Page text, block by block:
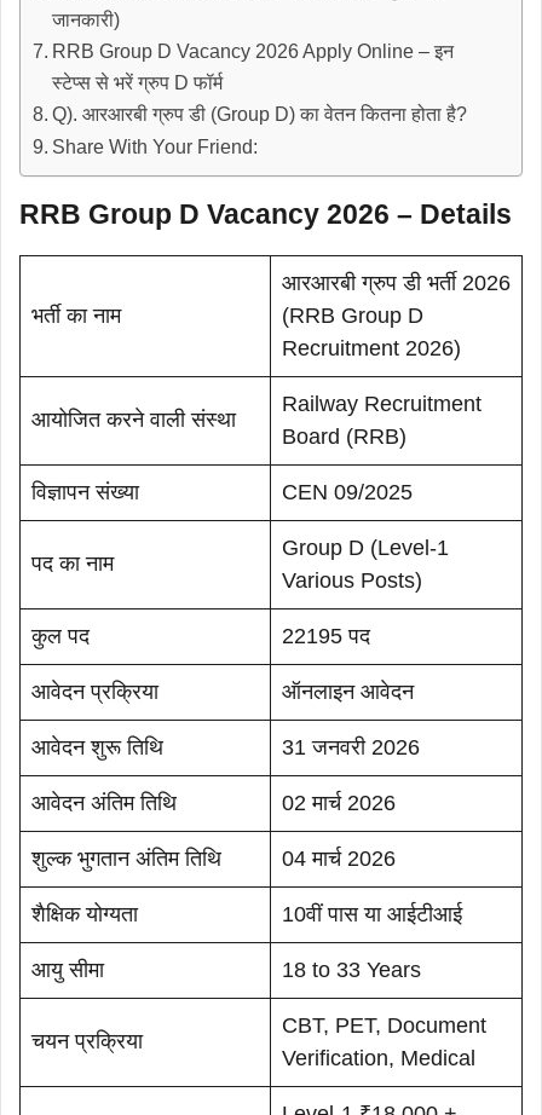
जानकारी)
RRB Group D Vacancy 2026 Apply Online – इन
स्टेप्स से भरें ग्रुप D फॉर्म
Q). आरआरबी ग्रुप डी (Group D) का वेतन कितना होता है?
Share With Your Friend:
RRB Group D Vacancy 2026 – Details
भर्ती का नाम
आरआरबी ग्रुप डी भर्ती 2026
(RRB Group D
Recruitment 2026)
आयोजित करने वाली संस्था
Railway Recruitment
Board (RRB)
विज्ञापन संख्या CEN 09/2025
पद का नाम
Group D (Level-1
Various Posts)
कुल पद 22195 पद
आवेदन प्रक्रिया ऑनलाइन आवेदन
आवेदन शुरू तिथि 31 जनवरी 2026
आवेदन अंतिम तिथि 02 मार्च 2026
शुल्क भुगतान अंतिम तिथि 04 मार्च 2026
शैक्षिक योग्यता 10वीं पास या आईटीआई
आयु सीमा 18 to 33 Years
चयन प्रक्रिया
CBT, PET, Document
Verification, Medical